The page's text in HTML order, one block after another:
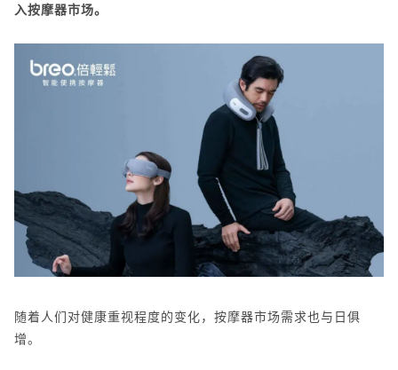
入按摩器市场。
随着人们对健康重视程度的变化，按摩器市场需求也与日俱
增。